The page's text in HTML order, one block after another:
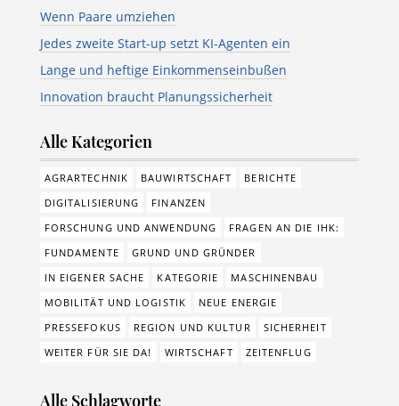
Wenn Paare umziehen
Jedes zweite Start-up setzt KI-Agenten ein
Lange und heftige Einkommenseinbußen
Innovation braucht Planungssicherheit
Alle Kategorien
AGRARTECHNIK BAUWIRTSCHAFT
BERICHTE
DIGITALISIERUNG
FINANZEN
FORSCHUNG UND ANWENDUNG
FRAGEN AN DIE IHK:
FUNDAMENTE
GRUND UND GRÜNDER
IN EIGENER SACHE
KATEGORIE
MASCHINENBAU
MOBILITÄT UND LOGISTIK
NEUE ENERGIE
PRESSEFOKUS
REGION UND KULTUR
SICHERHEIT
WEITER FÜR SIE DA!
WIRTSCHAFT ZEITENFLUG
Alle Schlagworte